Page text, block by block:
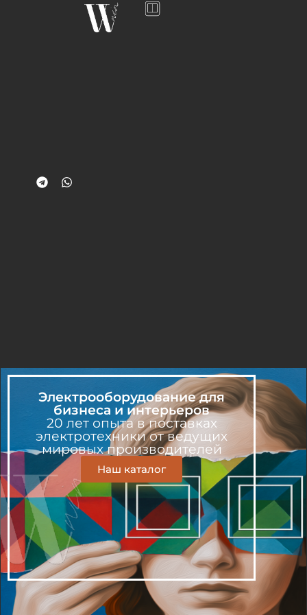
Электрооборудование для
бизнеса и интерьеров
20 лет опыта в поставках
электротехники от ведущих
мировых производителей
Наш каталог